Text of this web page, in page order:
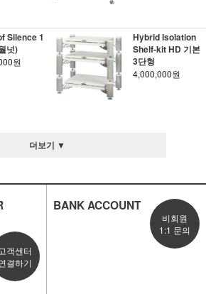
Silence 1
넛)
원
Hybrid Isolation
Shelf-kit HD 기본
3단형
4,000,000원
더보기 ▼
고객센터
결하기
BANK ACCOUNT
비회원
1:1 문의